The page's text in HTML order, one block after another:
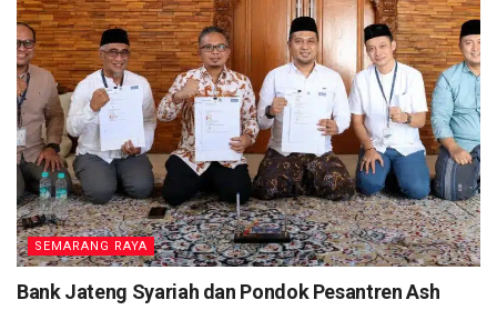
SEMARANG RAYA
Bank Jateng Syariah dan Pondok Pesantren Ash